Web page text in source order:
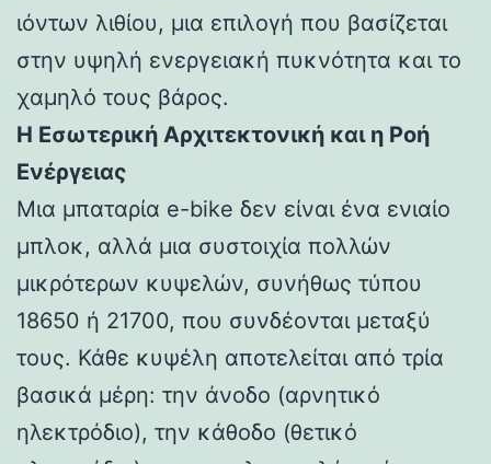
ιόντων λιθίου, μια επιλογή που βασίζεται
στην υψηλή ενεργειακή πυκνότητα και το
χαμηλό τους βάρος.
Η Εσωτερική Αρχιτεκτονική και η Ροή
Ενέργειας
Μια μπαταρία e-bike δεν είναι ένα ενιαίο
μπλοκ, αλλά μια συστοιχία πολλών
μικρότερων κυψελών, συνήθως τύπου
18650 ή 21700, που συνδέονται μεταξύ
τους. Κάθε κυψέλη αποτελείται από τρία
βασικά μέρη: την άνοδο (αρνητικό
ηλεκτρόδιο), την κάθοδο (θετικό